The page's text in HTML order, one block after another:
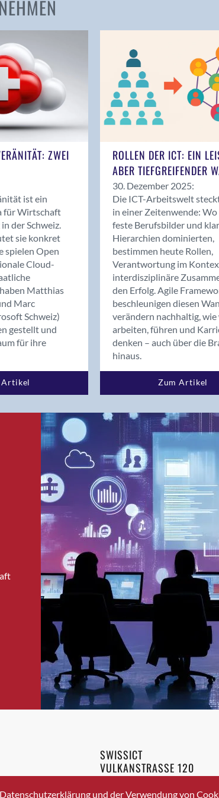
Andelfingen
Balsthal
Balzers
Bassersdorf
Benken (SG)
Bergdietikon
Bern - Liebefeld
Birsfelden
Bolligen
Bonaduz
Bonstetten
Bottighofen
Bremgarten bei Bern
Brig-Glis
Bronschhofen
Brugg
Brugg AG
Burgdorf
Bäretswil
Bülach
Cazis
Crissier
Davos Platz
ZWEI
ist ein
für Wirtschaft
der Schweiz.
sie konkret
spielen Open
Cloud-
Matthias
Marc
Schweiz)
gestellt und
für ihre
Artikel
ROLLEN DER ICT: EIN
ABER TIEFGREIFENDER
30. Dezember 2025:
Die ICT-Arbeitswelt
in einer Zeitenwende:
feste Berufsbilder und
Hierarchien dominierten,
bestimmen heute Rollen,
Verantwortung im
interdisziplinäre
den Erfolg. Agile
beschleunigen diesen
verändern nachhaltig,
arbeiten, führen und
denken – auch über die
hinaus.
Zum Artikel
SWISSICT
VULKANSTRASSE 120
8048 ZURICH
und der Verwendung von